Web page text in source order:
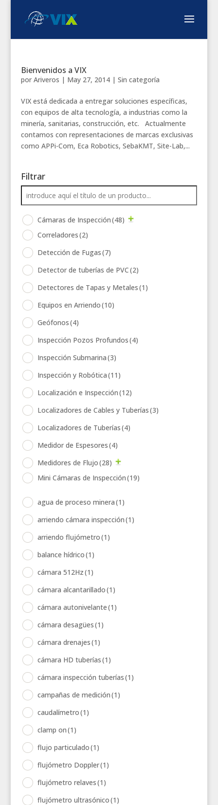
Bienvenidos a VIX
por Ariveros | May 27, 2014| Sin categoría
VIX está dedicada a entregar soluciones específicas,
con equipos de alta tecnología, a industrias como la
minería, sanitarias, construcción, etc. Actualmente
contamos con representaciones de marcas exclusivas
como APPi-Com, Eca Robotics, SebaKMT, Site-Lab,...
Filtrar
Cámaras de Inspección(48)
Correladores(2)
Detección de Fugas(7)
Detector de tuberías de PVC(2)
Detectores de Tapas y Metales(1)
Equipos en Arriendo(10)
Geófonos(4)
Inspección Pozos Profundos(4)
Inspección Submarina(3)
Inspección y Robótica(11)
Localización e Inspección(12)
Localizadores de Cables y Tuberías(3)
Localizadores de Tuberías(4)
Medidor de Espesores(4)
Medidores de Flujo(28)
Mini Cámaras de Inspección(19)
agua de proceso minera(1)
arriendo cámara inspección(1)
arriendo flujómetro(1)
balance hídrico(1)
cámara 512Hz(1)
cámara alcantarillado(1)
cámara autonivelante(1)
cámara desagües(1)
cámara drenajes(1)
cámara HD tuberías(1)
cámara inspección tuberías(1)
campañas de medición(1)
caudalímetro(1)
clamp on(1)
flujo particulado(1)
flujómetro Doppler(1)
flujómetro relaves(1)
flujómetro ultrasónico(1)